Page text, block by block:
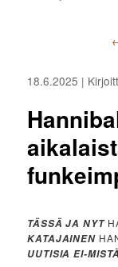
Artikkelien
18.6.2025 |
TÄSSÄ JA NYT
KATAJAINEN
UUTISIA EI-